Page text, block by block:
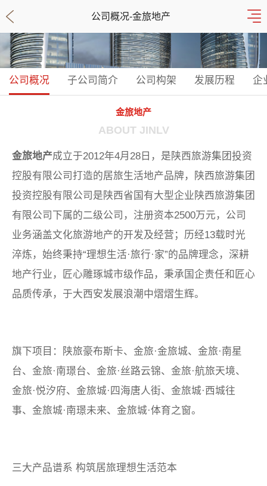
公司概况-金旅地产
公司概况 子公司简介 公司构架 发展历程 企
金旅地产
ABOUT JINLV
金旅地产成立于2012年4月28日，是陕西旅游集团投资
控股有限公司打造的居旅生活地产品牌，陕西旅游集团
投资控股有限公司是陕西省国有大型企业陕西旅游集团
有限公司下属的二级公司，注册资本2500万元，公司
业务涵盖文化旅游地产的开发及经营；历经13载时光
淬炼，始终秉持“理想生活·旅行·家”的品牌理念，深耕
地产行业，匠心雕琢城市级作品，秉承国企责任和匠心
品质传承，于大西安发展浪潮中熠熠生辉。
旗下项目：陕旅豪布斯卡、金旅·金旅城、金旅·南星
台、金旅·南璟台、金旅·丝路云锦、金旅·航旅天境、
金旅·悦汐府、金旅城·四海唐人街、金旅城·西城往
事、金旅城·南璟未来、金旅城·体育之窗。
三大产品谱系 构筑居旅理想生活范本